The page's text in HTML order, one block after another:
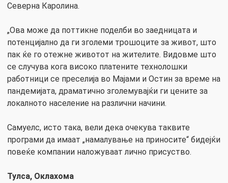
Северна Каролина.
„Ова може да поттикне поделби во заедницата и
потенцијално да ги зголеми трошоците за живот, што
пак ќе го отежне животот на жителите. Видовме што
се случува кога високо платените технолошки
работници се преселија во Мајами и Остин за време на
пандемијата, драматично зголемувајќи ги цените за
локалното население на различни начини.
Самуелс, исто така, вели дека очекува таквите
програми да имаат „намалување на приносите“ бидејќи
повеќе компании наложуваат лично присуство.
Тулса, Оклахома